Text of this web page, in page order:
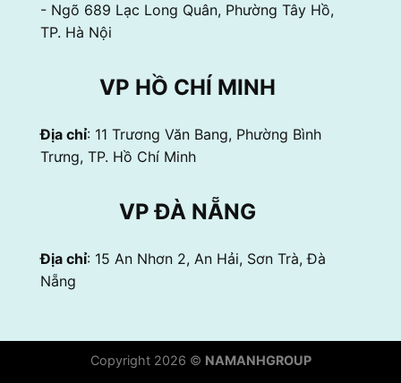
- Ngõ 689 Lạc Long Quân, Phường Tây Hồ,
TP. Hà Nội
VP HỒ CHÍ MINH
Địa chỉ: 11 Trương Văn Bang, Phường Bình
Trưng, TP. Hồ Chí Minh
VP ĐÀ NẴNG
Địa chỉ: 15 An Nhơn 2, An Hải, Sơn Trà, Đà
Nẵng
Copyright 2026 © NAMANHGROUP